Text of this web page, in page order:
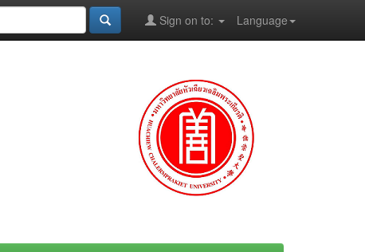
Language
Sign on to: